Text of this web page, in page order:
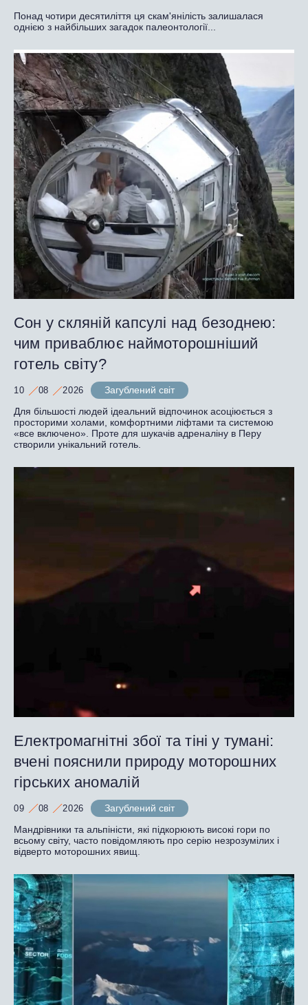
Понад чотири десятиліття ця скам'янілість залишалася
однією з найбільших загадок палеонтології...
Сон у скляній капсулі над безоднею:
чим приваблює наймоторошніший
готель світу?
10 08 2026
Загублений світ
Для більшості людей ідеальний відпочинок асоціюється з
просторими холами, комфортними ліфтами та системою
«все включено». Проте для шукачів адреналіну в Перу
створили унікальний готель.
Електромагнітні збої та тіні у тумані:
вчені пояснили природу моторошних
гірських аномалій
09 08 2026
Загублений світ
Мандрівники та альпіністи, які підкорюють високі гори по
всьому світу, часто повідомляють про серію незрозумілих і
відверто моторошних явищ.